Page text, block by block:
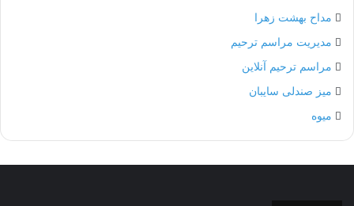
مداح بهشت زهرا
مدیریت مراسم ترحیم
مراسم ترحیم آنلاین
میز صندلی سایبان
میوه